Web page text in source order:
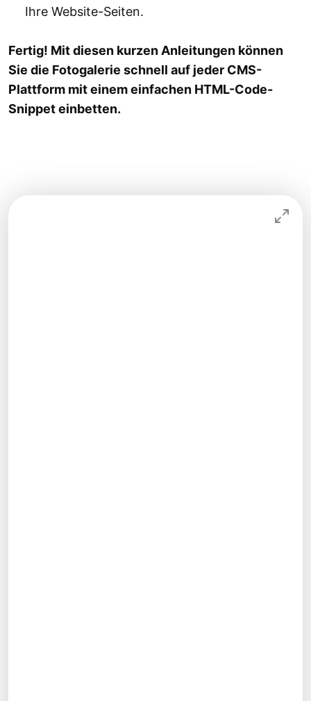
Ihre Website-Seiten.
Fertig! Mit diesen kurzen Anleitungen können
Sie die Fotogalerie schnell auf jeder CMS-
Plattform mit einem einfachen HTML-Code-
Snippet einbetten.